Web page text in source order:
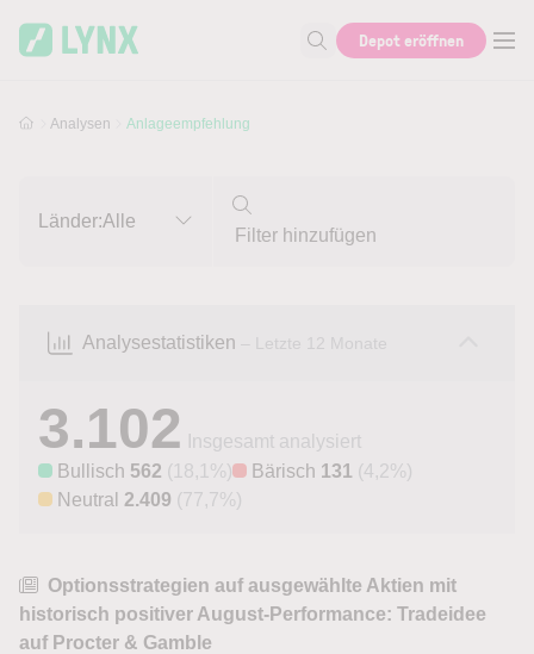
Suche nach Aktie, Autor...
Depot eröffnen
Analysen Anlageempfehlung
Länder:Alle
Analysestatistiken – Letzte 12 Monate
3.102
Insgesamt analysiert
Bullisch 562 (18,1%) Bärisch 131 (4,2%)
Neutral 2.409 (77,7%)
Optionsstrategien auf ausgewählte Aktien mit
historisch positiver August-Performance: Tradeidee
auf Procter & Gamble